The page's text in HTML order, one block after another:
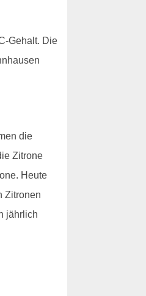
Gehalt. Die
die
Zitrone
Heute
Zitronen
jährlich